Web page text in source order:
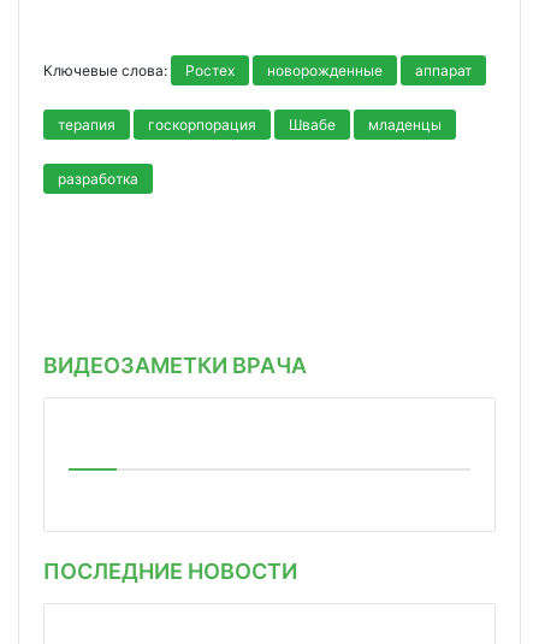
Ключевые слова: Ростех новорожденные аппарат
терапия госкорпорация Швабе младенцы
разработка
ВИДЕОЗАМЕТКИ ВРАЧА
ПОСЛЕДНИЕ НОВОСТИ